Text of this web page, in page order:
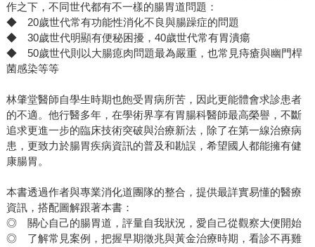
作之下，不同世代都有不一樣的腸胃道問題：
◆ 20歲世代常有功能性消化不良與腸躁症的問題
◆ 30歲世代明顯有便秘困擾，40歲世代常有胃潰瘍
◆ 50歲世代則以大腸瘜肉問題最為嚴重，也常見痔瘡與幽門桿
菌感染等等
林肇堂醫師自學生時期也飽受胃病所苦，因此更能體會求診患者
的不適。他行醫多年，在學術界享有胃腸科醫師最高榮譽，不斷
追求更進一步的臨床技術突破與治療新法，除了在第一線治療病
患，更致力於腸胃疾病資訊的普及和勘誤，希望國人都能擁有健
康腸胃。
本書透過作者與專業消化道團隊的整合，提供最詳實易懂的醫療
資訊，搭配圖解跟著本書：
◎ 關心自己的腸胃道，評量自我狀況，愛自己從觀察大便開始
◎ 了解常見案例，把握早期徵兆與黃金治療時期，看診不再雞